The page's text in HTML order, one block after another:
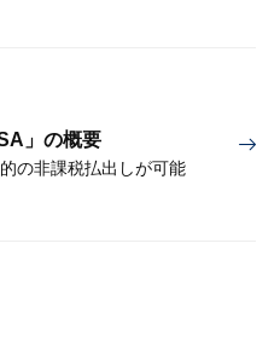
」の概要
の非課税払出しが可能